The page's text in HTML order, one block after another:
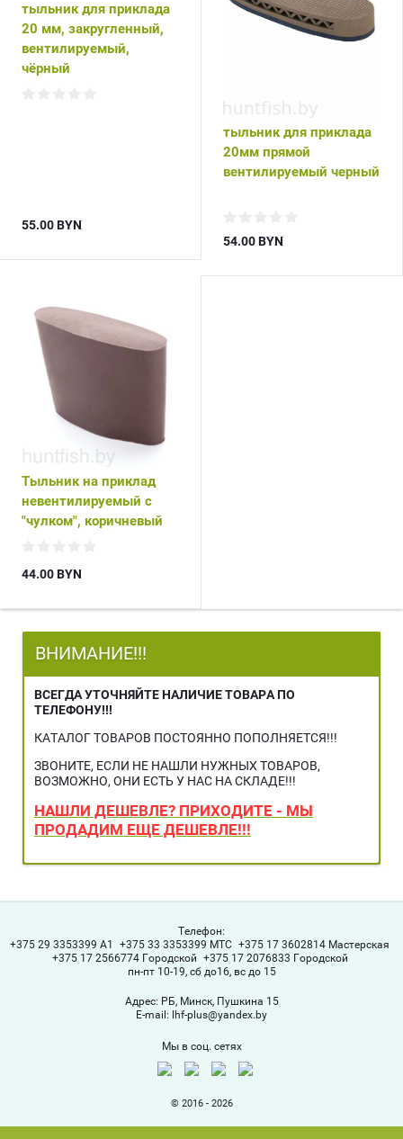
тыльник для приклада
20 мм, закругленный,
вентилируемый,
чёрный
55.00BYN
тыльник для приклада
20мм прямой
вентилируемый черный
54.00BYN
Тыльник на приклад
невентилируемый с
"чулком", коричневый
44.00BYN
ВНИМАНИЕ!!!
ВСЕГДА УТОЧНЯЙТЕ НАЛИЧИЕ ТОВАРА ПО
ТЕЛЕФОНУ!!!
КАТАЛОГ ТОВАРОВ ПОСТОЯННО ПОПОЛНЯЕТСЯ!!!
ЗВОНИТЕ, ЕСЛИ НЕ НАШЛИ НУЖНЫХ ТОВАРОВ,
ВОЗМОЖНО, ОНИ ЕСТЬ У НАС НА СКЛАДЕ!!!
НАШЛИ ДЕШЕВЛЕ? ПРИХОДИТЕ - МЫ
ПРОДАДИМ ЕЩЕ ДЕШЕВЛЕ!!!
Телефон:
+375 29 3353399 A1
+375 33 3353399 МТС +375 17 3602814 Мастерская
+375 17 2566774 Городской +375 17 2076833 Городской
пн-пт 10-19, сб до16, вс до 15
Адрес: РБ, Минск, Пушкина 15
Е-mail: lhf-plus@yandex.by
Мы в соц. сетях
© 2016 - 2026